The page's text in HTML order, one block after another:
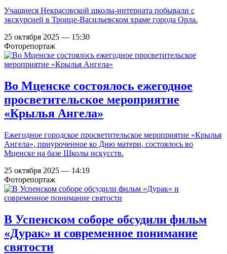
Учащиеся Некрасовской школы-интерната побывали с
экскурсией в Троице-Васильевском храме города Орла.
25 октября 2025 — 15:30
Фоторепортаж
Во Мценске состоялось ежегодное
просветительское мероприятие
«Крылья Ангела»
Ежегодное городское просветительское мероприятие «Крылья
Ангела», приуроченное ко Дню матери, состоялось во
Мценске на базе Школы искусств.
25 октября 2025 — 14:19
Фоторепортаж
В Успенском соборе обсудили фильм
«Дурак» и современное понимание
святости